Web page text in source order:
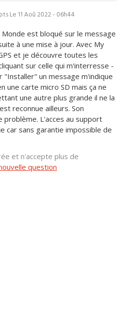
Le 11 Aoû 2022 - 06h44
Monde est bloqué sur le message
à une mise à jour. Avec My
et je découvre toutes les
sur celle qui m'interresse -
"Installer" un message m'indique
une carte micro SD mais ça ne
une autre plus grande il ne la
reconnue ailleurs. Son
L'acces au support
car sans garantie impossible de
et n'accepte plus de
question